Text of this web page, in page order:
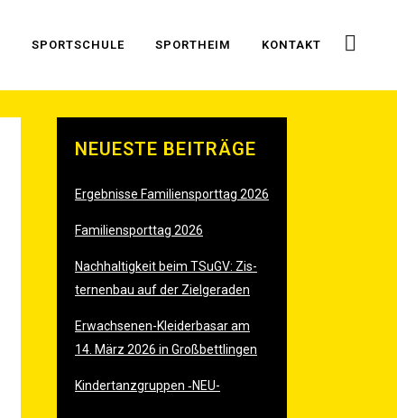
SPORT­SCHU­LE SPORT­HEIM KON­TAKT
NEU­ES­TE BEITRÄGE
Ergeb­nis­se Fami­li­en­sport­tag 2026
Fami­li­en­sport­tag 2026
Nach­hal­tig­keit beim TSu­GV: Zis­
ter­nen­bau auf der Zielgeraden
Erwach­se­nen-Klei­der­ba­sar am
14. März 2026 in Großbettlingen
Kin­der­tanz­grup­pen ‑NEU-